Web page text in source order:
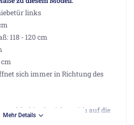
links
118 - 120 cm
sich immer in Richtung des
beziehen sich auf die
Für bodengleiche
Mehr Details